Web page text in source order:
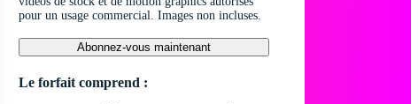
pour un usage commercial. Images non incluses.
Abonnez-vous maintenant
Le forfait comprend :